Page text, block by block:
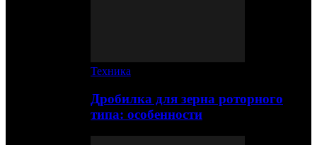
Техника
Дробилка для зерна роторного
типа: особенности